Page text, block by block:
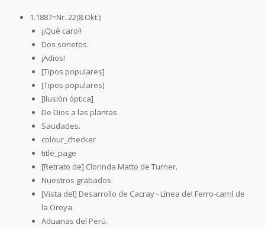
1.1887=Nr. 22(8.Okt.)
¡¡Qué caro!!
Dos sonetos.
¡Adios!
[Tipos populares]
[Tipos populares]
[Ilusión óptica]
De Dios a las plantas.
Saudades.
colour_checker
title_page
[Retrato de] Clorinda Matto de Turner.
Nuestros grabados.
[Vista del] Desarrollo de Cacray - Línea del Ferro-carril de
la Oroya.
Aduanas del Perú.